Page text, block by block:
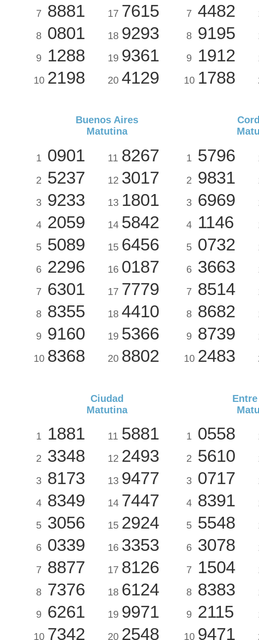
7 8881
8 0801
9 1288
10 2198
17 7615
18 9293
19 9361
20 4129
7 4482
8 9195
9 1912
10 1788
Buenos Aires
Matutina
1 0901
2 5237
3 9233
4 2059
5 5089
6 2296
7 6301
8 8355
9 9160
10 8368
11 8267
12 3017
13 1801
14 5842
15 6456
16 0187
17 7779
18 4410
19 5366
20 8802
1 5796
2 9831
3 6969
4 1146
5 0732
6 3663
7 8514
8 8682
9 8739
10 2483
Ciudad
Matutina
1 1881
2 3348
3 8173
4 8349
5 3056
6 0339
7 8877
8 7376
9 6261
10 7342
11 5881
12 2493
13 9477
14 7447
15 2924
16 3353
17 8126
18 6124
19 9971
20 2548
1 0558
2 5610
3 0717
4 8391
5 5548
6 3078
7 1504
8 8383
9 2115
10 9471